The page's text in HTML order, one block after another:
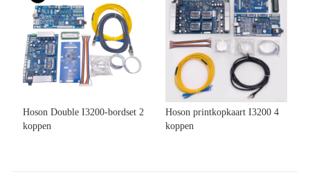
Hoson Double I3200-bordset 2
koppen
Hoson printkopkaart I3200 4
koppen